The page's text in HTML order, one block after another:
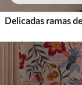
Delicadas ramas